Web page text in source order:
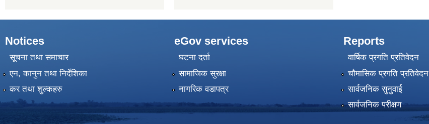
Notices
सूचना तथा समाचार
एन, कानुन तथा निर्देशिका
कर तथा शुल्कहरु
eGov services
घटना दर्ता
सामाजिक सुरक्षा
नागरिक वडापत्र
Reports
वार्षिक प्रगति प्रतिवेदन
चौमासिक प्रगति प्रतिवेदन
सार्वजनिक सुनुवाई
सार्वजनिक परीक्षण